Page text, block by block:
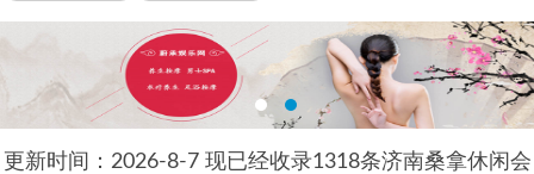
更新时间：2026-8-7 现已经收录1318条济南桑拿休闲会